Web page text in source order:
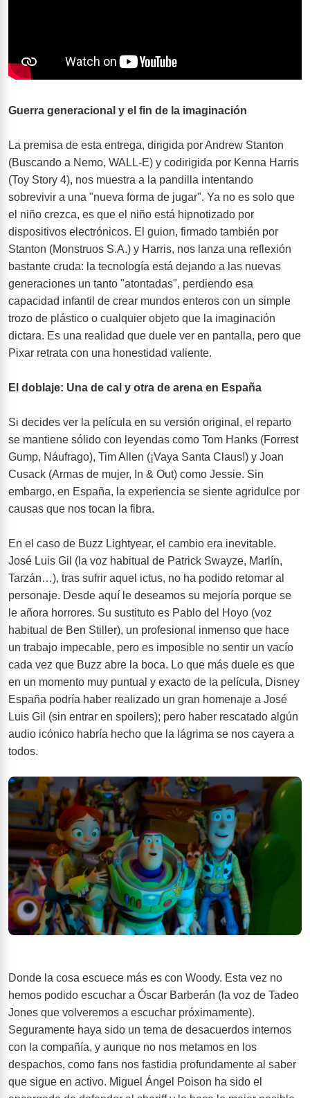
Guerra generacional y el fin de la imaginación
La premisa de esta entrega, dirigida por Andrew Stanton
(Buscando a Nemo, WALL-E) y codirigida por Kenna Harris
(Toy Story 4), nos muestra a la pandilla intentando
sobrevivir a una "nueva forma de jugar". Ya no es solo que
el niño crezca, es que el niño está hipnotizado por
dispositivos electrónicos. El guion, firmado también por
Stanton (Monstruos S.A.) y Harris, nos lanza una reflexión
bastante cruda: la tecnología está dejando a las nuevas
generaciones un tanto "atontadas", perdiendo esa
capacidad infantil de crear mundos enteros con un simple
trozo de plástico o cualquier objeto que la imaginación
dictara. Es una realidad que duele ver en pantalla, pero que
Pixar retrata con una honestidad valiente.
El doblaje: Una de cal y otra de arena en España
Si decides ver la película en su versión original, el reparto
se mantiene sólido con leyendas como Tom Hanks (Forrest
Gump, Náufrago), Tim Allen (¡Vaya Santa Claus!) y Joan
Cusack (Armas de mujer, In & Out) como Jessie. Sin
embargo, en España, la experiencia se siente agridulce por
causas que nos tocan la fibra.
En el caso de Buzz Lightyear, el cambio era inevitable.
José Luis Gil (la voz habitual de Patrick Swayze, Marlín,
Tarzán…), tras sufrir aquel ictus, no ha podido retomar al
personaje. Desde aquí le deseamos su mejoría porque se
le añora horrores. Su sustituto es Pablo del Hoyo (voz
habitual de Ben Stiller), un profesional inmenso que hace
un trabajo impecable, pero es imposible no sentir un vacío
cada vez que Buzz abre la boca. Lo que más duele es que
en un momento muy puntual y exacto de la película, Disney
España podría haber realizado un gran homenaje a José
Luis Gil (sin entrar en spoilers); pero haber rescatado algún
audio icónico habría hecho que la lágrima se nos cayera a
todos.
Donde la cosa escuece más es con Woody. Esta vez no
hemos podido escuchar a Óscar Barberán (la voz de Tadeo
Jones que volveremos a escuchar próximamente).
Seguramente haya sido un tema de desacuerdos internos
con la compañía, y aunque no nos metamos en los
despachos, como fans nos fastidia profundamente al saber
que sigue en activo. Miguel Ángel Poison ha sido el